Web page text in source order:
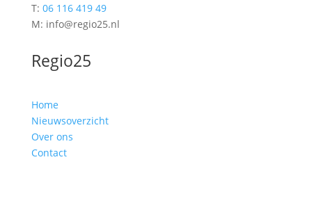
T: 06 116 419 49
M: info@regio25.nl
Regio25
Home
Nieuwsoverzicht
Over ons
Contact